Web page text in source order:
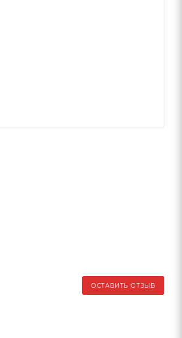
ОСТАВИТЬ ОТЗЫВ